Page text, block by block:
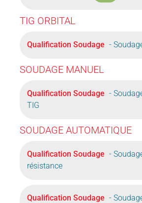
TIG ORBITAL
Qualification Soudage -
SOUDAGE MANUEL
Qualification Soudage -
TIG
SOUDAGE AUTOMATIQUE
Qualification Soudage -
résistance
Qualification Soudage -